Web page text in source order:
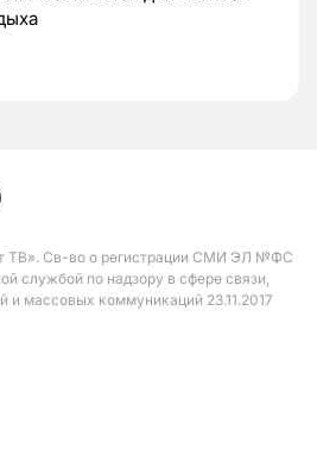
ТВ». Св-во о регистрации СМИ ЭЛ №ФС
службой по надзору в сфере связи,
и массовых коммуникаций 23.11.2017